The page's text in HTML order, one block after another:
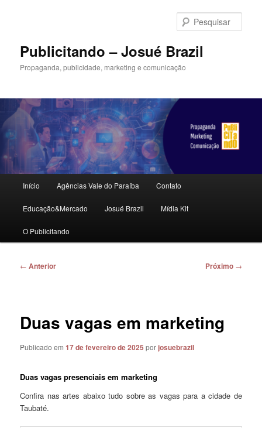
principalPublicitando – Josué Brazil
Propaganda, publicidade, marketing e comunicação
principal
Início Agências Vale do Paraíba Contato
Educação&Mercado Josué Brazil Mídia Kit
O Publicitando
Navegação
← Anterior Próximo →
Duas vagas em marketing
Publicado em17 de fevereiro de 2025 porjosuebrazil
Duas vagas presenciais em marketing
Confira nas artes abaixo tudo sobre as vagas para a cidade de
Taubaté.